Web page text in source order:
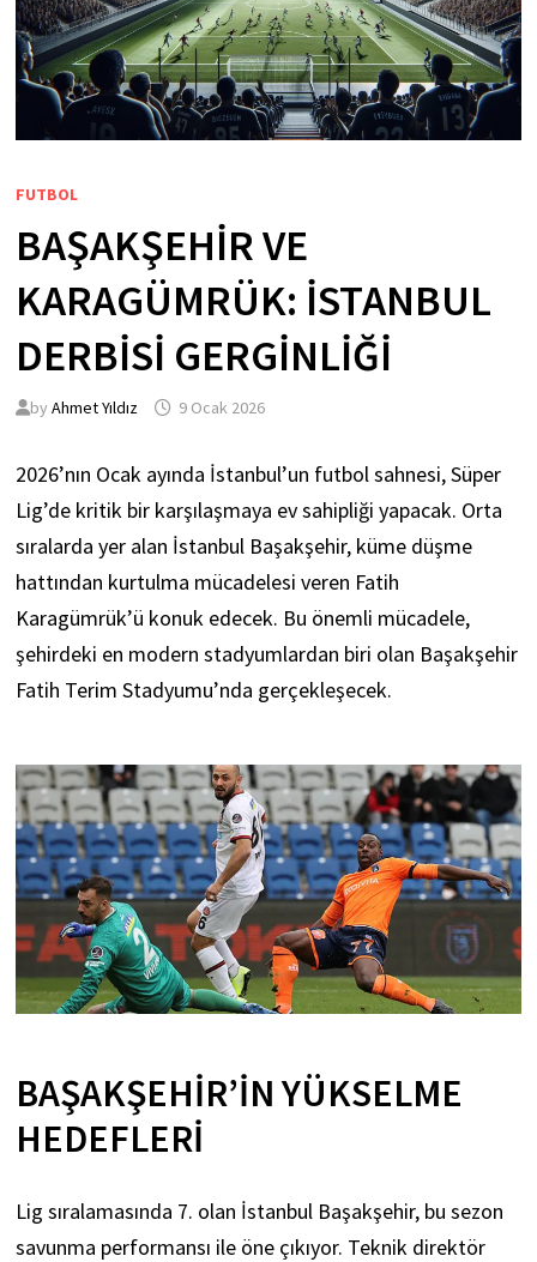
FUTBOL
BAŞAKŞEHIR VE
KARAGÜMRÜK: İSTANBUL
DERBISI GERGINLIĞI
by Ahmet Yıldız 9 Ocak 2026
2026’nın Ocak ayında İstanbul’un futbol sahnesi, Süper
Lig’de kritik bir karşılaşmaya ev sahipliği yapacak. Orta
sıralarda yer alan İstanbul Başakşehir, küme düşme
hattından kurtulma mücadelesi veren Fatih
Karagümrük’ü konuk edecek. Bu önemli mücadele,
şehirdeki en modern stadyumlardan biri olan Başakşehir
Fatih Terim Stadyumu’nda gerçekleşecek.
BAŞAKŞEHIR’IN YÜKSELME
HEDEFLERI
Lig sıralamasında 7. olan İstanbul Başakşehir, bu sezon
savunma performansı ile öne çıkıyor. Teknik direktör